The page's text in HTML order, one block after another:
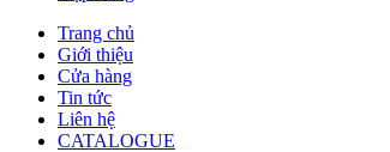
Trang chủ
Giới thiệu
Cửa hàng
Tin tức
Liên hệ
CATALOGUE